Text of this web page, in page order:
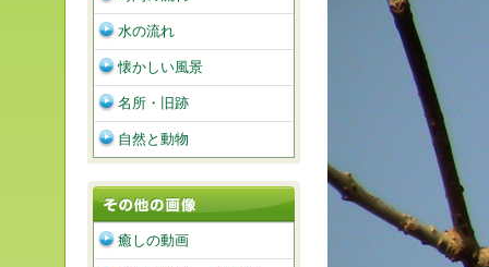
水の流れ
懐かしい風景
名所・旧跡
自然と動物
癒しの動画